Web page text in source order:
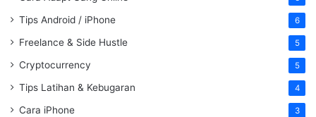
Tips Android / iPhone 6
Freelance & Side Hustle 5
Cryptocurrency 5
Tips Latihan & Kebugaran 4
Cara iPhone 3